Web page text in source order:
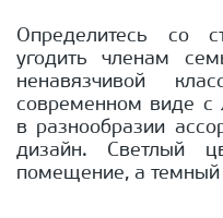
Определитесь со
угодить членам
ненавязчивой
современном виде с
в разнообразии
дизайн. Светлый
помещение, а